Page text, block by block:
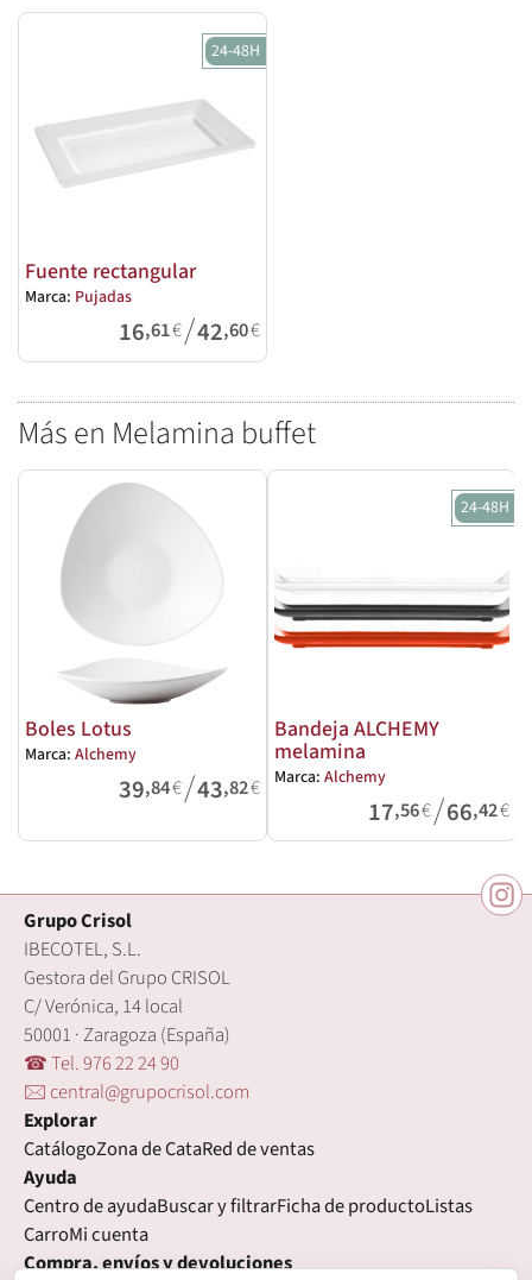
24-48H
Fuente rectangular
Marca: Pujadas
16,61€/42,60€
Más en Melamina buffet
Boles Lotus
Marca: Alchemy
39,84€/43,82€
24-48H
Bandeja ALCHEMY
melamina
Marca: Alchemy
17,56€/66,42€
Grupo Crisol
IBECOTEL, S.L.
Gestora del Grupo CRISOL
C/ Verónica, 14 local
50001 · Zaragoza (España)
☎ Tel. 976 22 24 90
🖂 central@grupocrisol.com
Explorar
CatálogoZona de CataRed de ventas
Ayuda
Centro de ayudaBuscar y filtrarFicha de productoListas
CarroMi cuenta
Compra, envíos y devoluciones